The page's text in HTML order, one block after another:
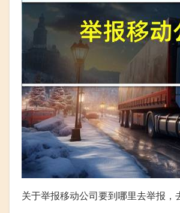
关于举报移动公司要到哪里去举报，